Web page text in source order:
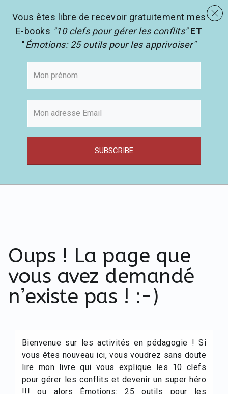
menu Les activités en pédagogie search
Oups ! La page que
vous avez demandé
n’existe pas ! :-)
Bienvenue sur les activités en pédagogie ! Si
vous êtes nouveau ici, vous voudrez sans doute
lire mon livre qui vous explique les 10 clefs
pour gérer les conflits et devenir un super héro
!!! ou alors Émotions: 25 outils pour les
Vous êtes libre de recevoir gratuitement mes
E-books "10 clefs pour gérer les conflits" ET
"Émotions: 25 outils pour les apprivoiser"
SUBSCRIBE